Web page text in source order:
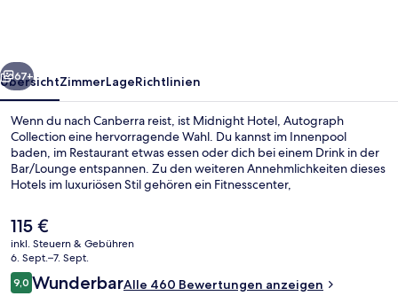
Weiter
67+
ÜbersichtZimmerLageRichtlinien
Wenn du nach Canberra reist, ist Midnight Hotel, Autograph
Collection eine hervorragende Wahl. Du kannst im Innenpool
baden, im Restaurant etwas essen oder dich bei einem Drink in der
Bar/Lounge entspannen. Zu den weiteren Annehmlichkeiten dieses
Hotels im luxuriösen Stil gehören ein Fitnesscenter,
hilfsbereite Personal.
Der
aktuelle
Preis
beträgt
115 €.
115 €
inkl. Steuern & Gebühren
6. Sept.–7. Sept.
Bewertungen
9,09,0 von 10.
WunderbarAlle 460 Bewertungen anzeigen